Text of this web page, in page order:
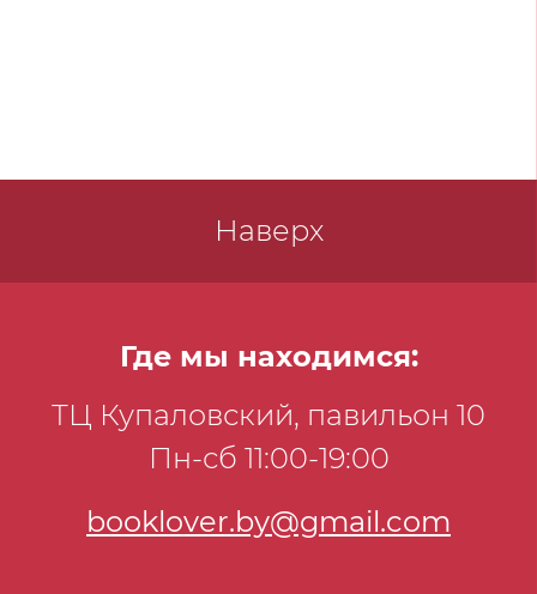
Наверх
Где мы находимся:
ТЦ Купаловский, павильон 10
Пн-сб 11:00-19:00
booklover.by@gmail.com